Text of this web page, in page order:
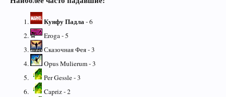
Кунфу Падла- 6
Eroga - 5
Сказочная Фея - 3
Opus Mulierum - 3
Per Gessle - 3
Capriz - 2